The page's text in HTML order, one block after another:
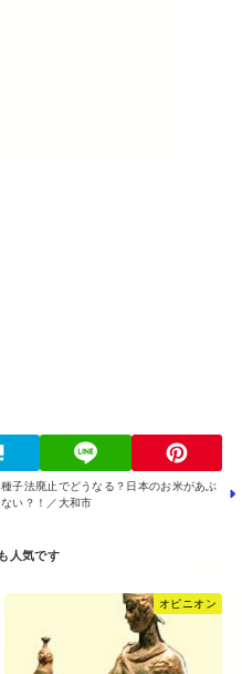
種子法廃止でどうなる？日本のお米があぶ
ない？！／大和市
オピニオン